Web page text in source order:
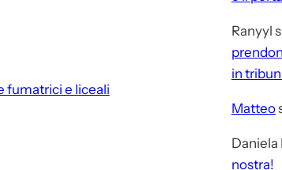
fumatrici e liceali
Ranyyl
in
Matteo
Daniela
nostra!